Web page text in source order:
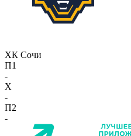
ХК Сочи
П1
-
X
-
П2
-